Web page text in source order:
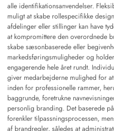
alle identifikationsanvendelser.
muligt at skabe rollespecifikke
afdelinger eller stillinger kan have
at kompromittere den overordnede
skabe sæsonbaserede eller
markedsføringsmuligheder og
engagerende hele året rundt.
giver medarbejderne mulighed for
inden for professionelle rammer,
baggrunde, foretrukne
personlig branding. Det baserede
forenkler tilpassningsprocessen,
af brandregler, således at